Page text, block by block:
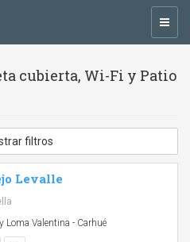
cubierta, Wi-Fi y Patio
filtros
Levalle
Loma Valentina - Carhué